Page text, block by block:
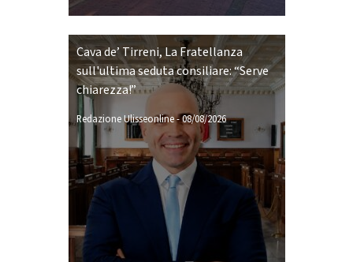
Cava de’ Tirreni, La Fratellanza
sull'ultima seduta consiliare: “Serve
chiarezza!”
Redazione Ulisseonline-08/08/2026